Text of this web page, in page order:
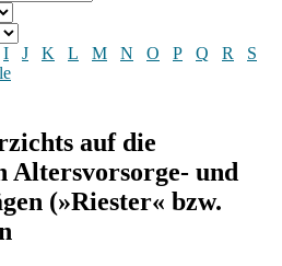
I J K L M N O P Q R
S
auf die
und
(»Riester« bzw.